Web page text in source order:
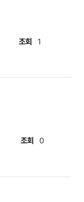
조회 1
조회 0